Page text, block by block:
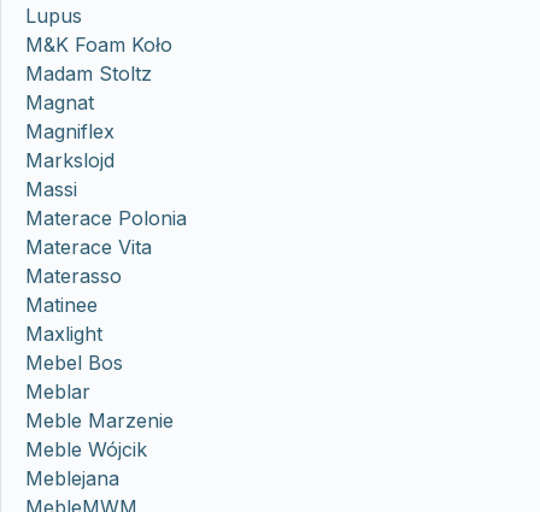
Lupus
M&K Foam Koło
Madam Stoltz
Magnat
Magniflex
Markslojd
Massi
Materace Polonia
Materace Vita
Materasso
Matinee
Maxlight
Mebel Bos
Meblar
Meble Marzenie
Meble Wójcik
Meblejana
MebleMWM